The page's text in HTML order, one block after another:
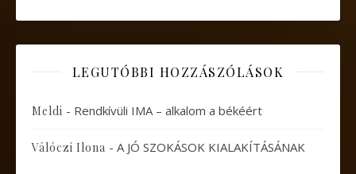
LEGUTÓBBI HOZZÁSZÓLÁSOK
Meldi - Rendkívüli IMA – alkalom a békéért
Válóczi Ilona - A JÓ SZOKÁSOK KIALAKÍTÁSÁNAK